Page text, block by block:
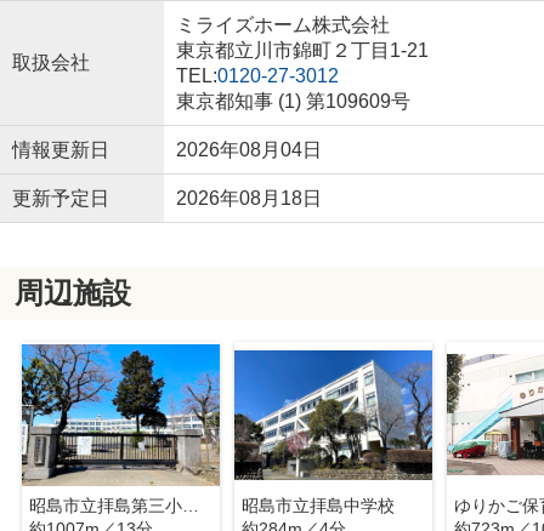
取扱会社
ミライズホーム株式会社
東京都立川市錦町２丁目1-21
TEL:0120-27-3012
東京都知事 (1) 第109609号
情報更新日 2026年08月04日
更新予定日 2026年08月18日
周辺施設
昭島市立拝島第三小学校
昭島市立拝島中学校
ゆりかご保